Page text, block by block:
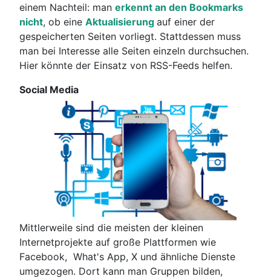
einem Nachteil: man erkennt an den Bookmarks
nicht, ob eine Aktualisierung auf einer der
gespeicherten Seiten vorliegt. Stattdessen muss
man bei Interesse alle Seiten einzeln durchsuchen.
Hier könnte der Einsatz von RSS-Feeds helfen.
Social Media
Mittlerweile sind die meisten der kleinen
Internetprojekte auf große Plattformen wie
Facebook, What's App, X und ähnliche Dienste
umgezogen. Dort kann man Gruppen bilden,